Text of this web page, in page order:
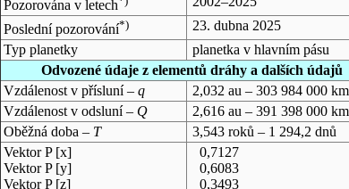
Pozorována v letech
Poslední pozorování*)
23. dubna 2025
Typ planetky
planetka v hlavním pásu
Odvozené údaje z elementů dráhy a dalších údajů
Vzdálenost v přísluní – q
2,032 au – 303 984 000 km
Vzdálenost v odsluní – Q
2,616 au – 391 398 000 km
Oběžná doba – T
3,543 roků – 1 294,2 dnů
Vektor P [x]
Vektor P [y]
Vektor P [z]
0,7127
0,6083
0,3493